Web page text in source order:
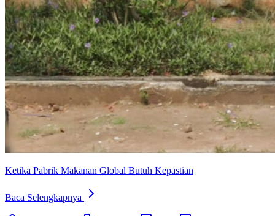
Ketika Pabrik Makanan Global Butuh Kepastian
Baca Selengkapnya